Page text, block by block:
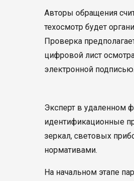
Авторы обращения
техосмотр будет
Проверка
цифровой лист
электронной подписью.
Эксперт в удаленном
идентификационные
зеркал, световых
нормативами.
На начальном этапе